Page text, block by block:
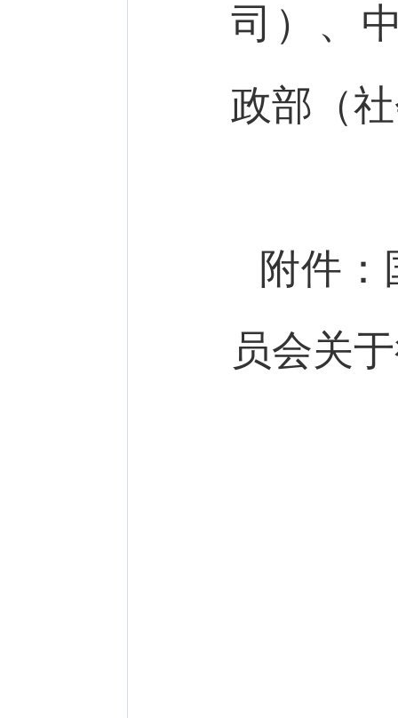
司）、
政部（
附件
员会关